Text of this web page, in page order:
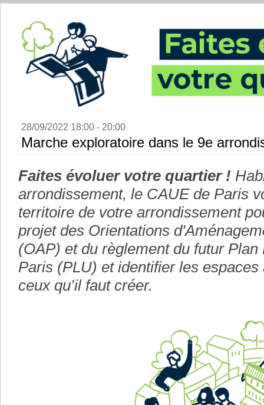
28/09/2022 18:00 - 20:00
Marche exploratoire dans le 9e
Faites évoluer votre quartier !
arrondissement, le CAUE de Paris
territoire de votre arrondissement
projet des Orientations
(OAP) et du règlement du futur
Paris (PLU) et identifier les
ceux qu’il faut créer.